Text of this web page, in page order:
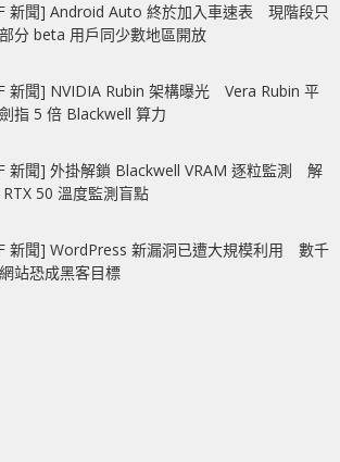
新聞] Android Auto 終於加入車速表 現階段只
分 beta 用戶同少數地區開放
新聞] NVIDIA Rubin 架構曝光 Vera Rubin 平
指 5 倍 Blackwell 算力
新聞] 外掛解鎖 Blackwell VRAM 逐粒監測 解
50 溫度監測盲點
新聞] WordPress 新漏洞已遭大規模利用 數千
站恐成黑客目標